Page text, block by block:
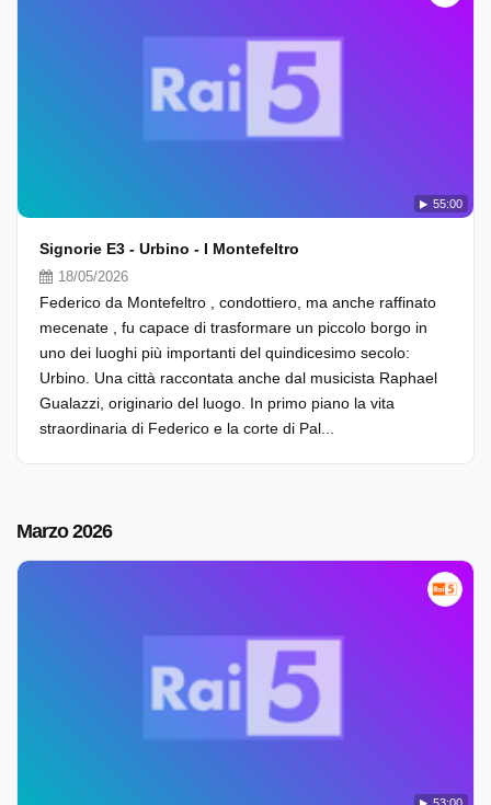
55:00
Signorie E3 - Urbino - I Montefeltro
18/05/2026
Federico da Montefeltro , condottiero, ma anche raffinato
mecenate , fu capace di trasformare un piccolo borgo in
uno dei luoghi più importanti del quindicesimo secolo:
Urbino. Una città raccontata anche dal musicista Raphael
Gualazzi, originario del luogo. In primo piano la vita
straordinaria di Federico e la corte di Pal...
Marzo 2026